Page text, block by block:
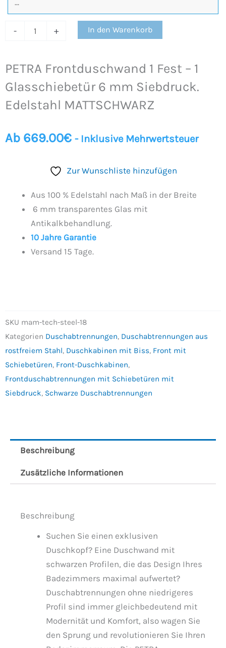
PETRA Frontduschwand 1 Fest – 1
Glasschiebetür 6 mm Siebdruck.
Edelstahl MATTSCHWARZ
Ab 669.00€ - Inklusive Mehrwertsteuer
Zur Wunschliste hinzufügen
Aus 100 % Edelstahl nach Maß in der Breite
6 mm transparentes Glas mit
Antikalkbehandlung.
10 Jahre Garantie
Versand 15 Tage.
SKU mam-tech-steel-18
Kategorien Duschabtrennungen, Duschabtrennungen aus
rostfreiem Stahl, Duschkabinen mit Biss, Front mit
Schiebetüren, Front-Duschkabinen,
Frontduschabtrennungen mit Schiebetüren mit
Siebdruck, Schwarze Duschabtrennungen
- + In den Warenkorb
Beschreibung
Zusätzliche Informationen
Beschreibung
Suchen Sie einen exklusiven
Duschkopf? Eine Duschwand mit
schwarzen Profilen, die das Design Ihres
Badezimmers maximal aufwertet?
Duschabtrennungen ohne niedrigeres
Profil sind immer gleichbedeutend mit
Modernität und Komfort, also wagen Sie
den Sprung und revolutionieren Sie Ihren